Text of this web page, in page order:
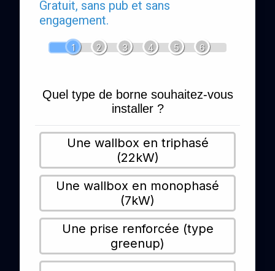
Gratuit, sans pub et sans
engagement.
1 2 3 4 5 6
Quel type de borne souhaitez-vous
installer ?
Une wallbox en triphasé
(22kW)
Une wallbox en monophasé
(7kW)
Une prise renforcée (type
greenup)